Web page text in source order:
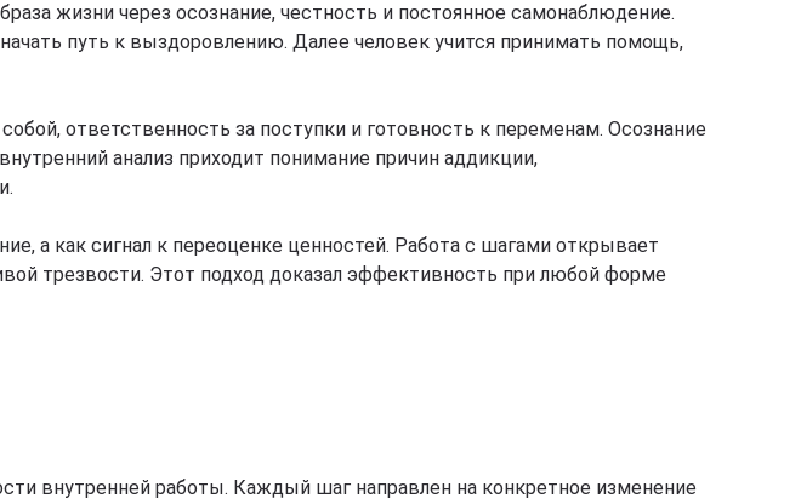
жизни через осознание, честность и постоянное самонаблюдение.
путь к выздоровлению. Далее человек учится принимать помощь,
ответственность за поступки и готовность к переменам. Осознание
анализ приходит понимание причин аддикции,
а как сигнал к переоценке ценностей. Работа с шагами открывает
трезвости. Этот подход доказал эффективность при любой форме
внутренней работы. Каждый шаг направлен на конкретное изменение